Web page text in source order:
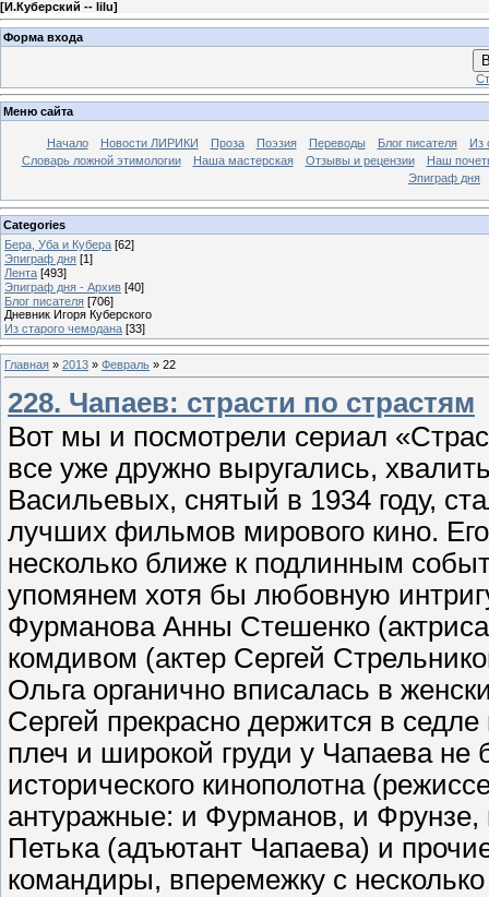
[И.Куберский -- lilu]
Форма входа
Меню сайта
Начало Новости ЛИРИКИ Проза Поэзия Переводы Блог писателя
Из
Словарь ложной этимологии
Наша мастерская Отзывы и рецензии
Наш
Эпиграф дня
Categories
Бера, Уба и Кубера [62]
Эпиграф дня [1]
Лента [493]
Эпиграф дня - Архив [40]
Блог писателя [706]
Дневник Игоря Куберского
Из старого чемодана [33]
Главная » 2013 » Февраль » 22
228. Чапаев: страсти по страстям
Вот мы и посмотрели сериал
все уже дружно выругались,
Васильевых, снятый в 1934 году,
лучших фильмов мирового кино.
несколько ближе к подлинным
упомянем хотя бы любовную
Фурманова Анны Стешенко
комдивом (актер Сергей
Ольга органично вписалась в
Сергей прекрасно держится в
плеч и широкой груди у Чапаева
исторического кинополотна
антуражные: и Фурманов, и Фрунзе,
Петька (адъютант Чапаева) и
командиры, вперемежку с